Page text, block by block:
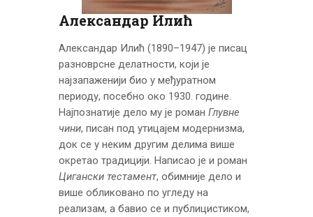
ЦЕНОВНИК
Александар Илић
Александар Илић (1890–1947) је писац
разноврсне делатности, који је
најзапаженији био у међуратном
периоду, посебно око 1930. године.
Најпознатије дело му је роман Глувне
чини, писан под утицајем модернизма,
док се у неким другим делима више
окретао традицији. Написао је и роман
Цигански тестамент, обимније дело и
више обликовано по угледу на
реализам, а бавио се и публицистиком,